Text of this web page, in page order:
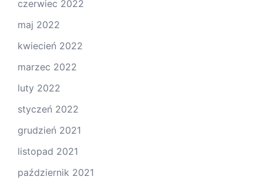
czerwiec 2022
maj 2022
kwiecień 2022
marzec 2022
luty 2022
styczeń 2022
grudzień 2021
listopad 2021
październik 2021